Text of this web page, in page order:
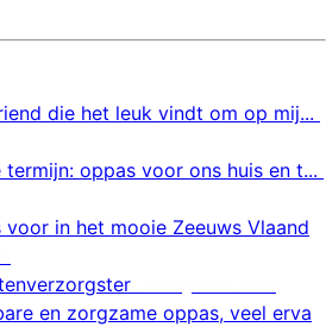
die het leuk vindt om op mij...
oppas voor ons huis en t...
in het mooie Zeeuws Vlaand
en zorgzame oppas, veel erva